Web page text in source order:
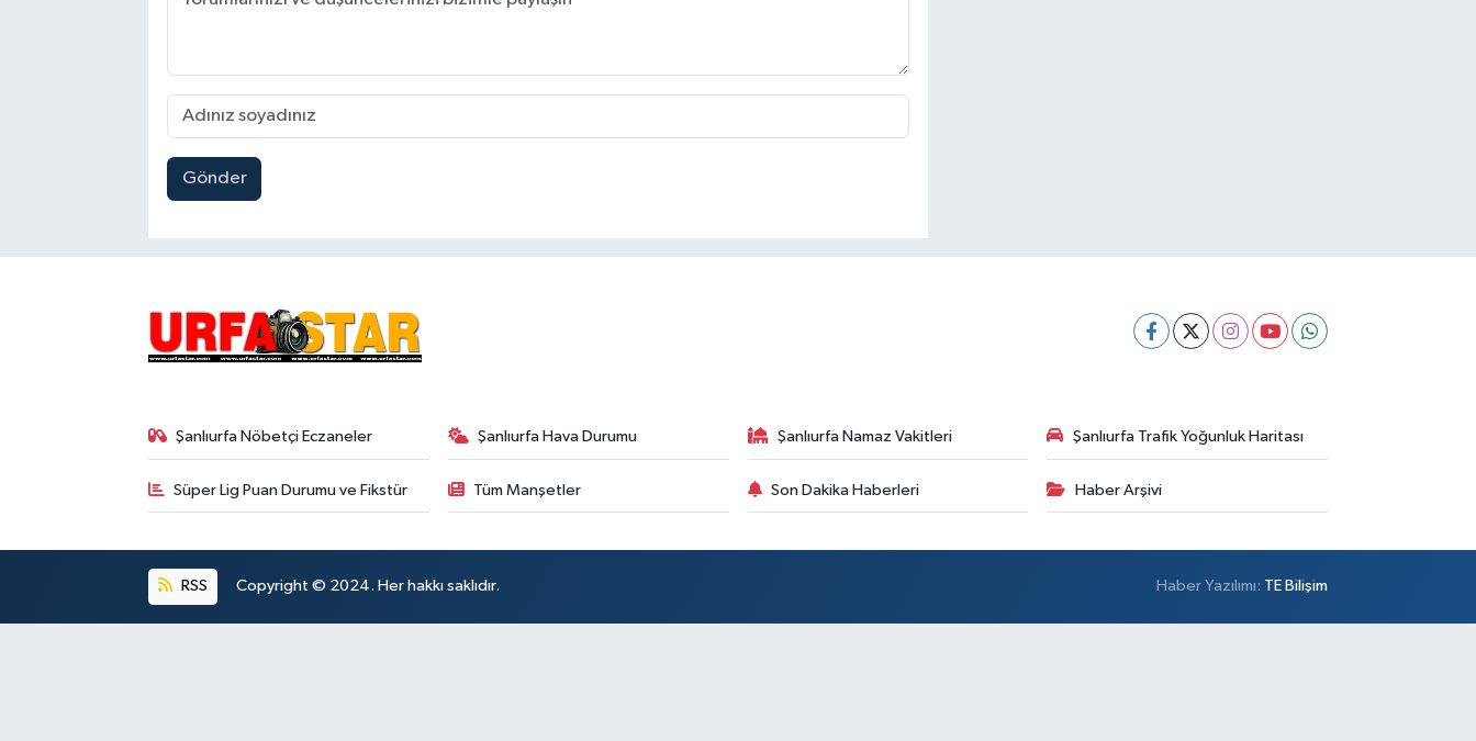
Gönder
Şanlıurfa Nöbetçi Eczaneler Şanlıurfa Hava Durumu Şanlıurfa Namaz Vakitleri Şanlıurfa Trafik Yoğunluk Haritası
Süper Lig Puan Durumu ve Fikstür Tüm Manşetler Son Dakika Haberleri Haber Arşivi
RSS Copyright © 2024. Her hakkı saklıdır. Haber Yazılımı: TE Bilişim